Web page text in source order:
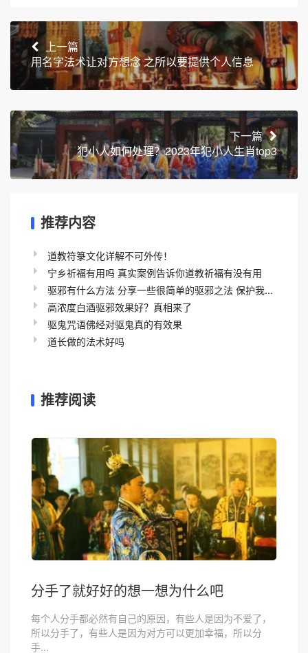
上一篇
用名字法术让对方想念 之所以要提供个人信息
下一篇
犯小人如何处理？2023年犯小人生肖top3
推荐内容
道教符箓文化详解不可外传！
宁乡祈福有用吗 真实案例告诉你道教祈福有没有用
驱邪有什么方法 分享一些很简单的驱邪之法 保护我...
高浓度白酒驱邪效果好？真相来了
驱鬼咒语佛经对驱鬼真的有效果
道长做的法术好吗
推荐阅读
分手了就好好的想一想为什么吧
每个人分手都必然有自己的原因，有些人是因为不爱了，
所以分手了，有些人是因为对方可以更加幸福，所以分
手...